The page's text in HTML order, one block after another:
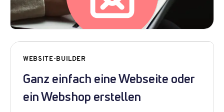
WEBSITE-BUILDER
Ganz einfach eine Webseite oder
ein Webshop erstellen